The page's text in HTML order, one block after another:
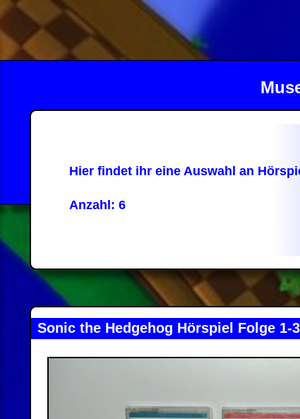
Hier findet ihr eine Auswahl an
Anzahl: 6
Sonic the Hedgehog Hörspiel Folge 1-